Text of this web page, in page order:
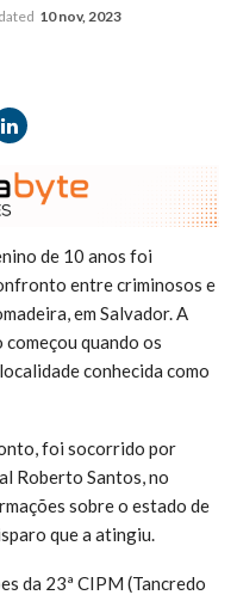
10 nov, 2023
de 10 anos foi
entre criminosos e
em Salvador. A
quando os
conhecida como
foi socorrido por
Roberto Santos, no
sobre o estado de
que a atingiu.
da 23ª CIPM (Tancredo